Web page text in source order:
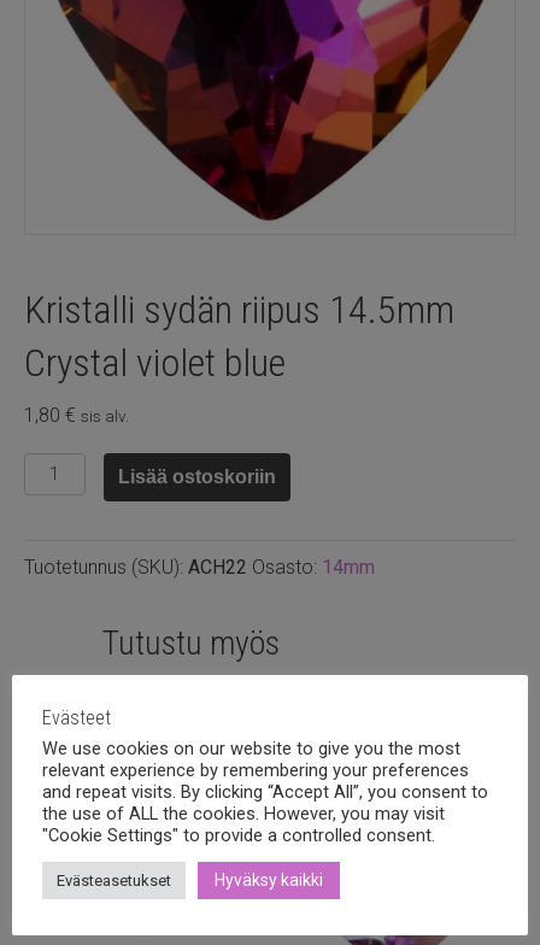
Kristalli sydän riipus 14.5mm
Crystal violet blue
1,80 € sis alv.
Kristalli
sydän
Crystal
Lisää ostoskoriin
Tuotetunnus (SKU): ACH22 Osasto: 14mm
Tutustu myös
Evästeet
We use cookies on our website to give you the most
relevant experience by remembering your preferences
and repeat visits. By clicking “Accept All”, you consent to
the use of ALL the cookies. However, you may visit
"Cookie Settings" to provide a controlled consent.
Evästeasetukset Hyväksy kaikki